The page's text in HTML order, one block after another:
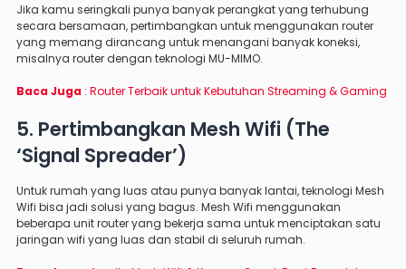
Jika kamu seringkali punya banyak perangkat yang terhubung
secara bersamaan, pertimbangkan untuk menggunakan router
yang memang dirancang untuk menangani banyak koneksi,
misalnya router dengan teknologi MU-MIMO.
Baca Juga : Router Terbaik untuk Kebutuhan Streaming & Gaming
5. Pertimbangkan Mesh Wifi (The
‘Signal Spreader’)
Untuk rumah yang luas atau punya banyak lantai, teknologi Mesh
Wifi bisa jadi solusi yang bagus. Mesh Wifi menggunakan
beberapa unit router yang bekerja sama untuk menciptakan satu
jaringan wifi yang luas dan stabil di seluruh rumah.